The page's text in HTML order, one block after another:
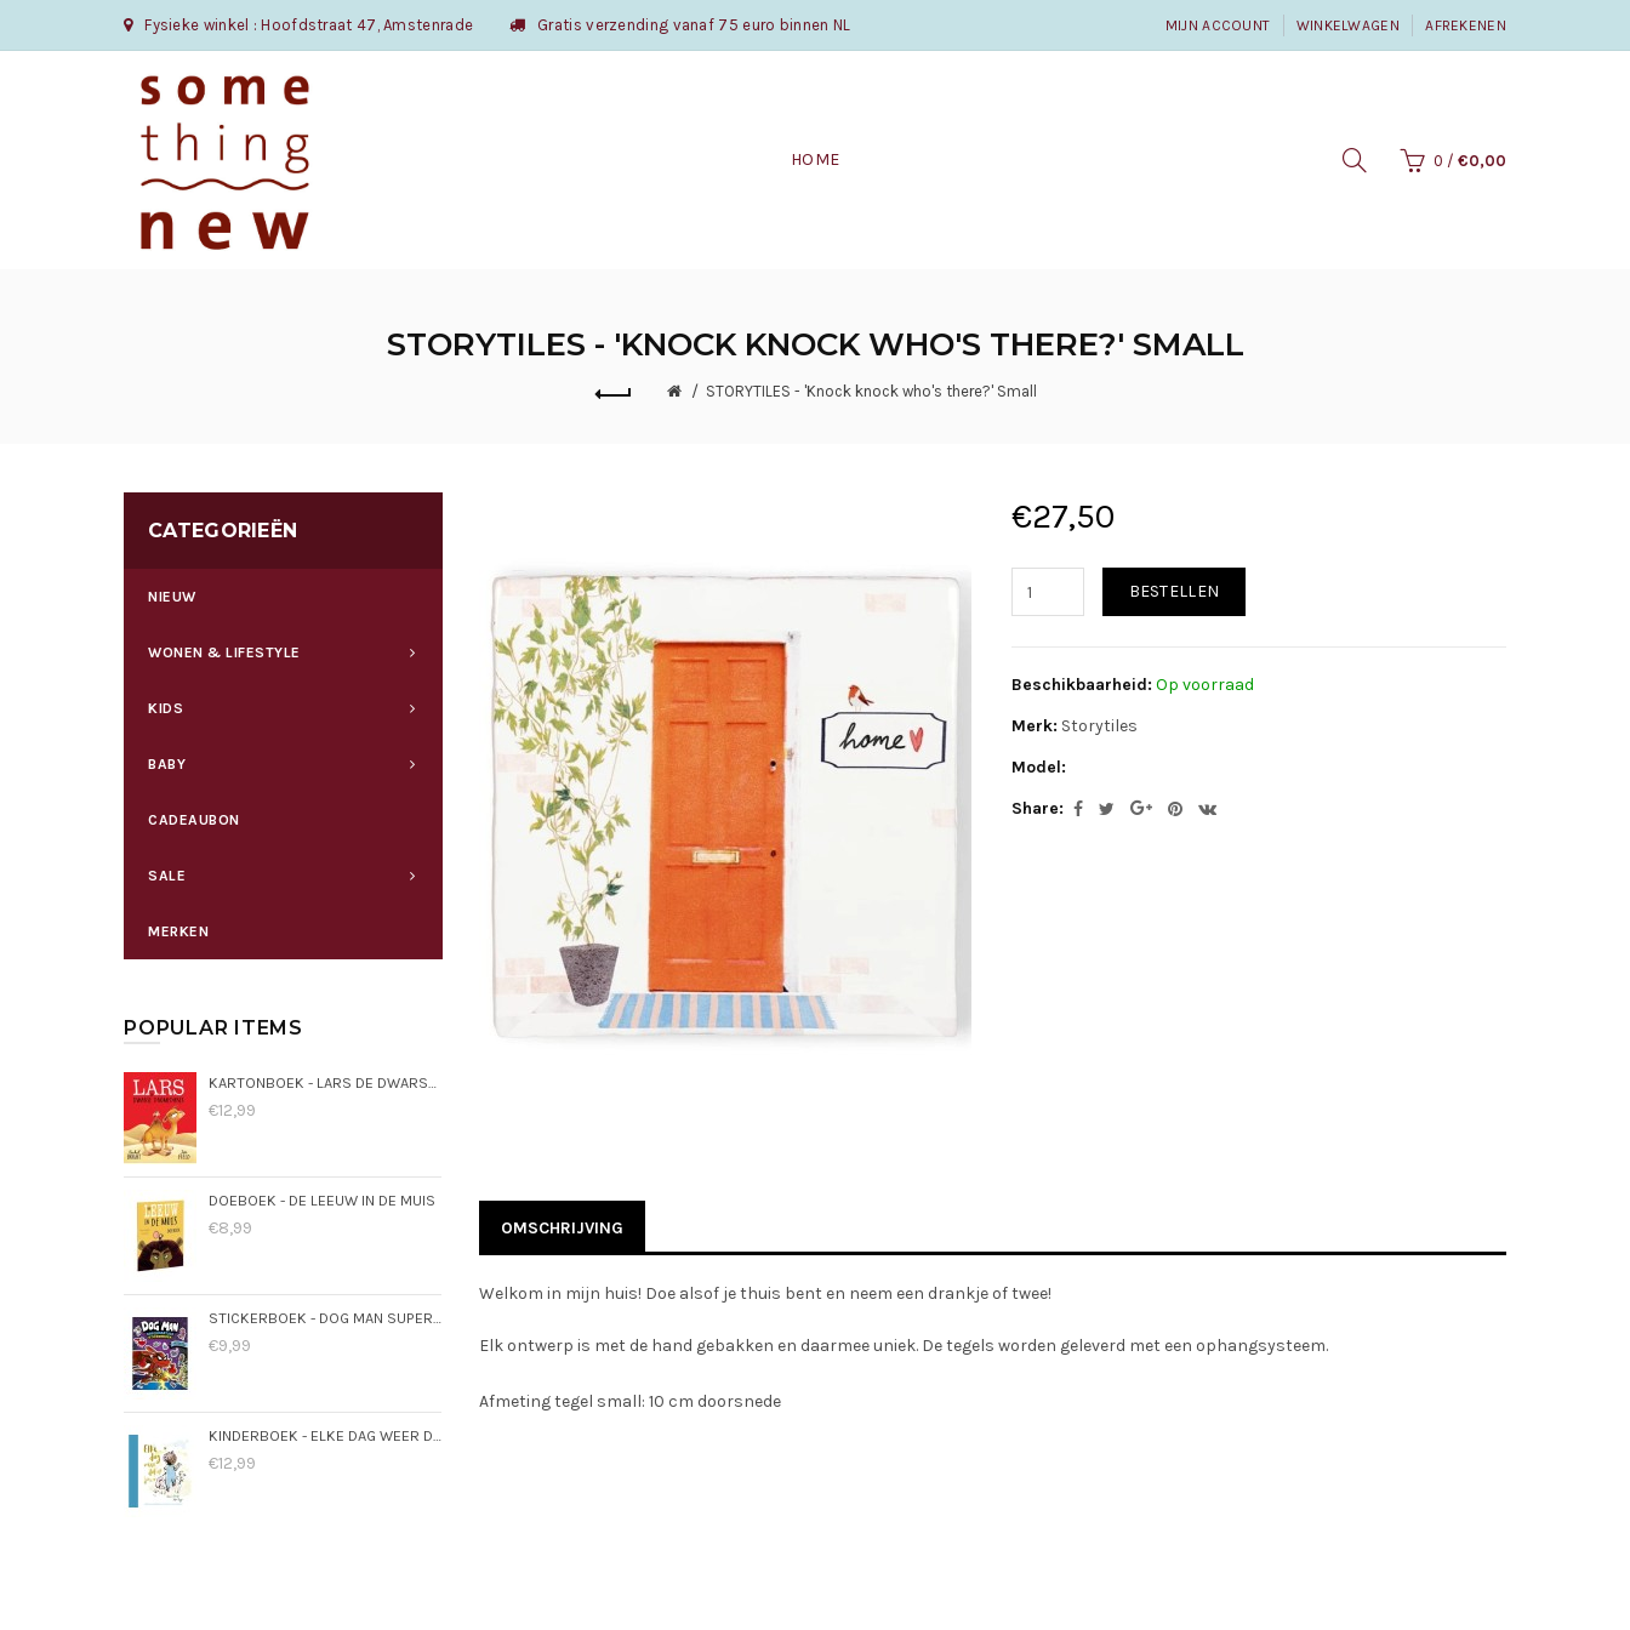
Fysieke winkel : Hoofdstraat 47, Amstenrade Gratis verzending vanaf 75 euro binnen NL MIJN ACCOUNT WINKELWAGEN AFREKENEN
HOME 0 / €0,00
STORYTILES - 'KNOCK KNOCK WHO'S THERE?' SMALL
STORYTILES - 'Knock knock who's there?' Small
CATEGORIEËN
NIEUW
WONEN & LIFESTYLE
KIDS
BABY
CADEAUBON
SALE
MERKEN
POPULAR ITEMS
KARTONBOEK - LARS DE DWARSE DROMEDARIS
€12,99
DOEBOEK - DE LEEUW IN DE MUIS
€8,99
STICKERBOEK - DOG MAN SUPERMAATJES
€9,99
KINDERBOEK - ELKE DAG WEER DOL OP JOU
€12,99
€27,50
BESTELLEN
Beschikbaarheid: Op voorraad
Merk: Storytiles
Model:
Share:
OMSCHRIJVING
Welkom in mijn huis! Doe alsof je thuis bent en neem een drankje of twee!
Elk ontwerp is met de hand gebakken en daarmee uniek. De tegels worden geleverd met een ophangsysteem.
Afmeting tegel small: 10 cm doorsnede